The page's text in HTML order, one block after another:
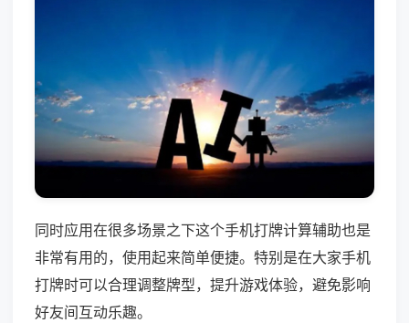
同时应用在很多场景之下这个手机打牌计算辅助也是
非常有用的，使用起来简单便捷。特别是在大家手机
打牌时可以合理调整牌型，提升游戏体验，避免影响
好友间互动乐趣。